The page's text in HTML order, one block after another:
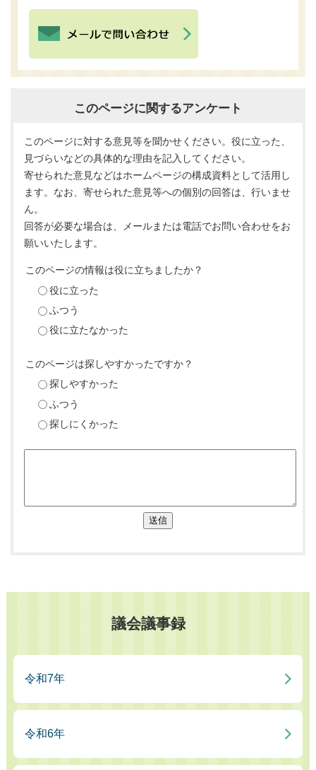
このページに関するアンケート
このページに対する意見等を聞かせください。役に立った、
見づらいなどの具体的な理由を記入してください。
寄せられた意見などはホームページの構成資料として活用し
ます。なお、寄せられた意見等への個別の回答は、行いませ
ん。
回答が必要な場合は、メールまたは電話でお問い合わせをお
願いいたします。
このページの情報は役に立ちましたか？
役に立った
ふつう
役に立たなかった
このページは探しやすかったですか？
探しやすかった
ふつう
探しにくかった
送信
議会議事録
令和7年
令和6年